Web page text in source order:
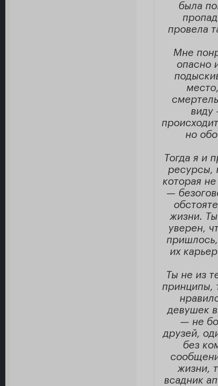
была
провела
Мне
опасно
виду
но
Тогда я и
ресурсы,
которая
—
жизни. Ты
уверен,
их
Ты не из
принципы,
девушек
— не
друзей,
без
жизни,
всадник